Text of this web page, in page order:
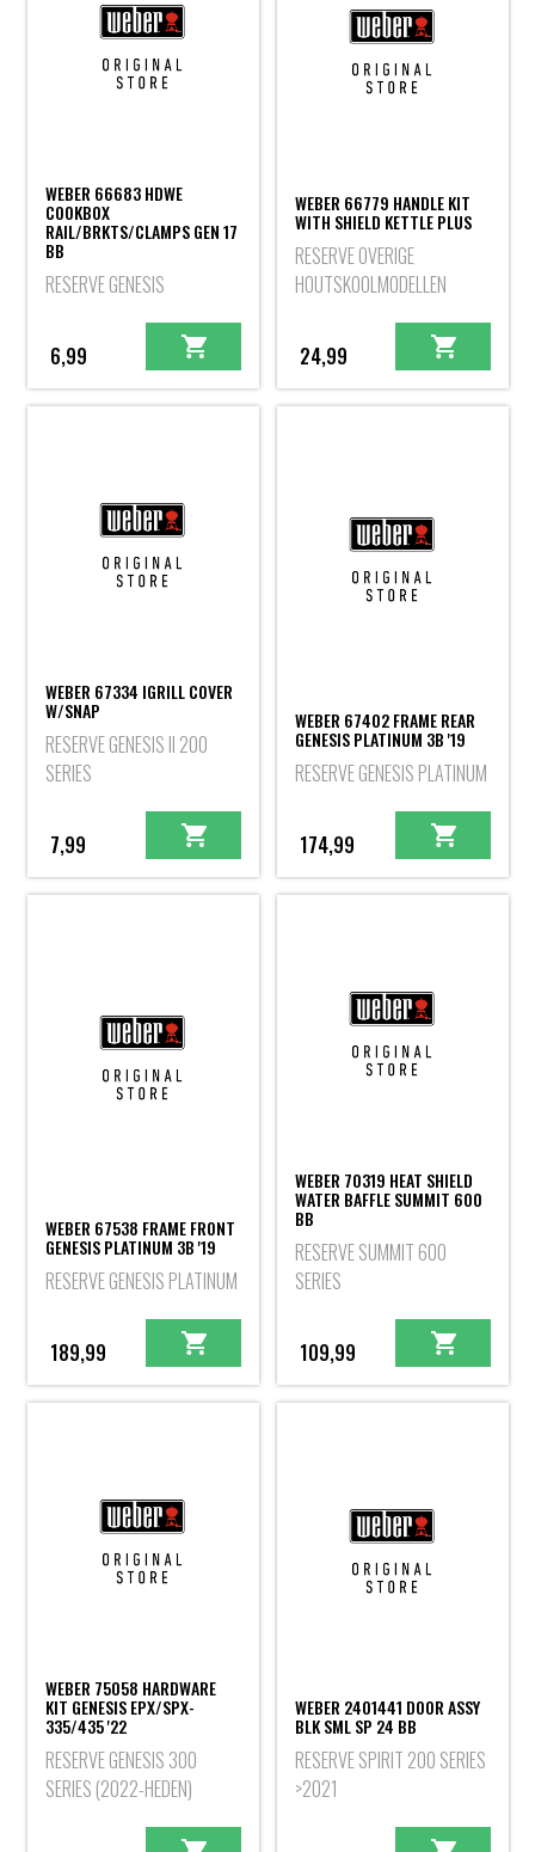
WEBER 66683 HDWE
COOKBOX
RAIL/BRKTS/CLAMPS GEN 17
BB
RESERVE GENESIS
6,99
WEBER 66779 HANDLE KIT
WITH SHIELD KETTLE PLUS
RESERVE OVERIGE
HOUTSKOOLMODELLEN
24,99
WEBER 67334 IGRILL COVER
W/SNAP
RESERVE GENESIS II 200
SERIES
7,99
WEBER 67402 FRAME REAR
GENESIS PLATINUM 3B '19
RESERVE GENESIS PLATINUM
174,99
WEBER 67538 FRAME FRONT
GENESIS PLATINUM 3B '19
RESERVE GENESIS PLATINUM
189,99
WEBER 70319 HEAT SHIELD
WATER BAFFLE SUMMIT 600
BB
RESERVE SUMMIT 600
SERIES
109,99
WEBER 75058 HARDWARE
KIT GENESIS EPX/SPX-
335/435 '22
RESERVE GENESIS 300
SERIES (2022-HEDEN)
WEBER 2401441 DOOR ASSY
BLK SML SP 24 BB
RESERVE SPIRIT 200 SERIES
>2021